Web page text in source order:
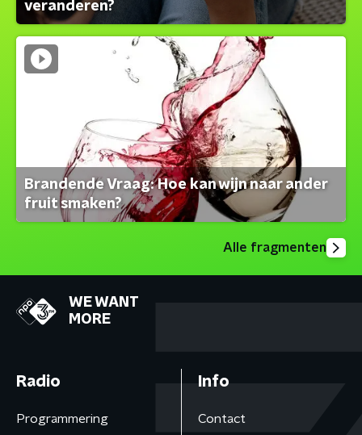
veranderen?
Brandende Vraag: Hoe kan wijn naar ander
fruit smaken?
Alle fragmenten
WE WANT
MORE
Radio
Programmering
Info
Contact